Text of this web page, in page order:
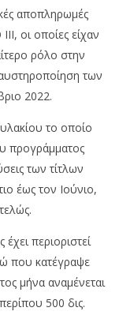
αποπληρωμές
οι οποίες είχαν
ρόλο στην
των
2022.
το οποίο
προγράμματος
των τίτλων
έως τον Ιούνιο,
περιοριστεί
που κατέγραψε
μήνα αναμένεται
500 δις.